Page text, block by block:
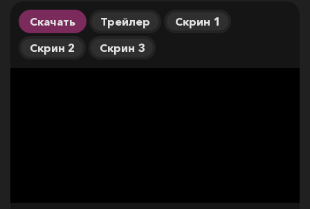
Скачать Трейлер
Скрин 1
Скрин 2
Скрин 3